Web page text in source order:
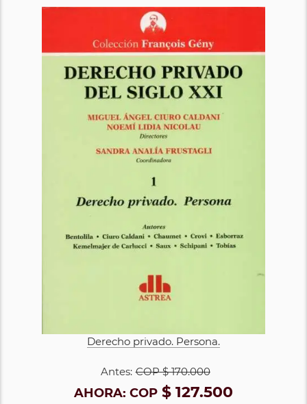
Derecho privado. Persona.
Antes: COP$ 170.000
AHORA: COP $ 127.500